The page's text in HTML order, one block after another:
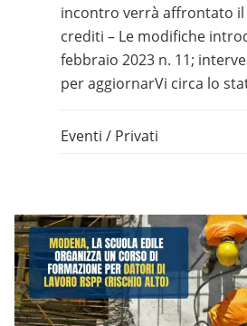
incontro verrà affrontato il
crediti – Le modifiche
febbraio 2023 n. 11;
per aggiornarVi circa lo
Eventi / Privati